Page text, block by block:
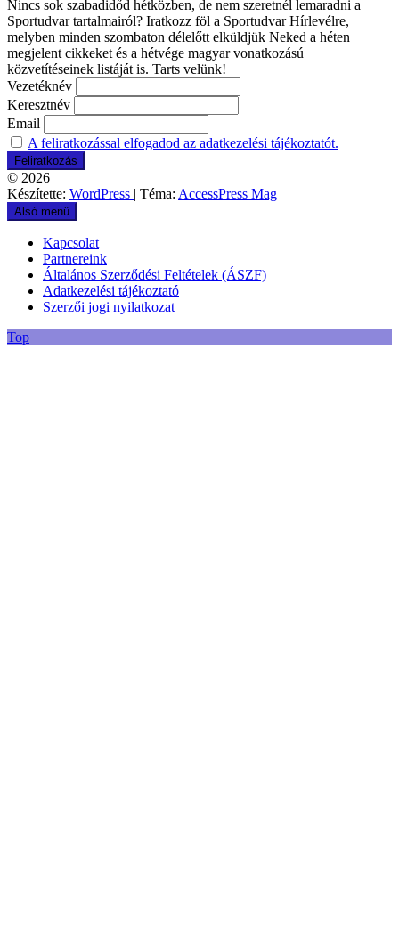
Nincs sok szabadidőd hétközben, de nem szeretnél lemaradni a
Sportudvar tartalmairól? Iratkozz föl a Sportudvar Hírlevélre,
melyben minden szombaton délelőtt elküldjük Neked a héten
megjelent cikkeket és a hétvége magyar vonatkozású
közvetítéseinek listáját is. Tarts velünk!
Vezetéknév
Keresztnév
Email
A feliratkozással elfogadod az adatkezelési tájékoztatót.
© 2026
Készítette: WordPress | Téma: AccessPress Mag
Alsó menü
Kapcsolat
Partnereink
Általános Szerződési Feltételek (ÁSZF)
Adatkezelési tájékoztató
Szerzői jogi nyilatkozat
Top